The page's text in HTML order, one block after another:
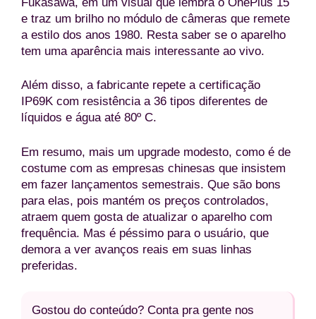
e traz um brilho no módulo de câmeras que remete
a estilo dos anos 1980. Resta saber se o aparelho
tem uma aparência mais interessante ao vivo.
Além disso, a fabricante repete a certificação
IP69K com resistência a 36 tipos diferentes de
líquidos e água até 80º C.
Em resumo, mais um upgrade modesto, como é de
costume com as empresas chinesas que insistem
em fazer lançamentos semestrais. Que são bons
para elas, pois mantém os preços controlados,
atraem quem gosta de atualizar o aparelho com
frequência. Mas é péssimo para o usuário, que
demora a ver avanços reais em suas linhas
preferidas.
Gostou do conteúdo? Conta pra gente nos